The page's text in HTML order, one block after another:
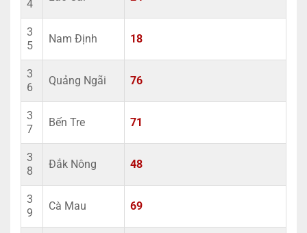
4
3
5
Nam Định 18
3
6
Quảng Ngãi 76
3
7
Bến Tre 71
3
8
Đắk Nông 48
3
9
Cà Mau 69